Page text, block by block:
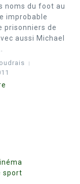
noms du foot au
improbable
prisonniers de
aussi Michael
sport